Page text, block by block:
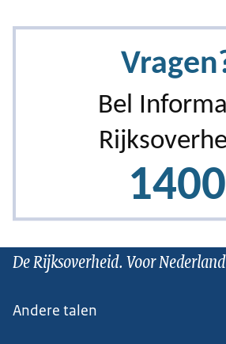
De Rijksoverheid. Voor Nederland
Andere talen